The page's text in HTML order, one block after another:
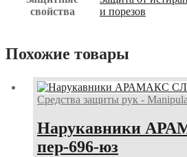
свойства
и порезов
Похожие товары
Средства защиты рук -
Нарукавники
пер-696-юз